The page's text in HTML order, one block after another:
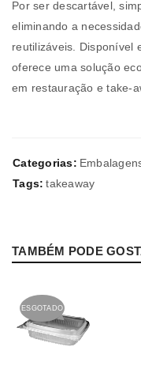
Por ser descartável,
eliminando a
reutilizáveis. Disponível
oferece uma solução
em restauração e take-
Categorias:
Tags: takeaway
TAMBÉM PODE
ESGOTADO